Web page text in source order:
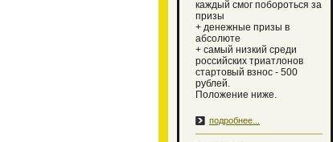
каждый смог побороться за
призы
+ денежные призы в
абсолюте
+ самый низкий среди
российских триатлонов
стартовый взнос - 500
рублей.
Положение ниже.
подробнее...